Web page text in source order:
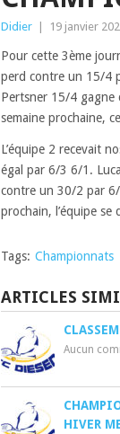
Didier 19 janvier
Pour cette 3ème
perd contre un 15/4
Pertsner 15/4 gagne
semaine prochaine,
L’équipe 2 recevait
égal par 6/3 6/1.
contre un 30/2 par
prochain, l’équipe se
Tags: Championnats
ARTICLES
Aucun
HIVER